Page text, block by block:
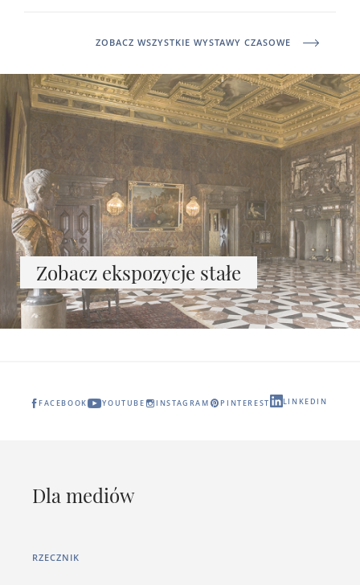
ZOBACZ WSZYSTKIE WYSTAWY CZASOWE
Zobacz ekspozycje stałe
FACEBOOK YOUTUBE INSTAGRAM PINTEREST LINKEDIN
Dla mediów
RZECZNIK